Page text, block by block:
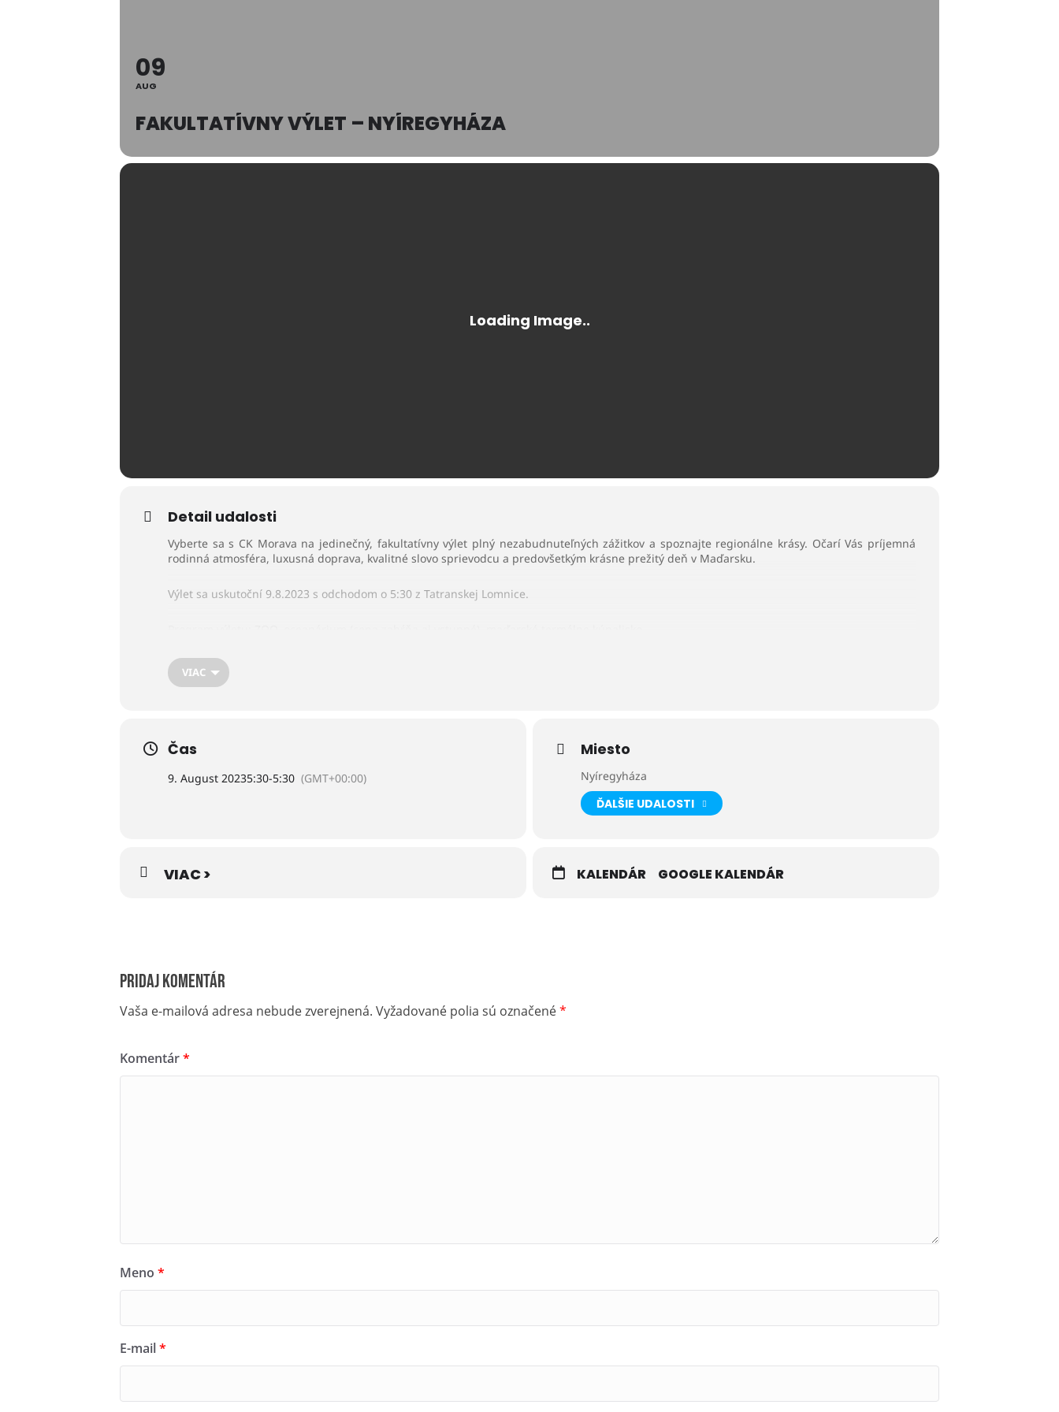
09
AUG
FAKULTATÍVNY VÝLET – NYÍREGYHÁZA
Detail udalosti
Vyberte sa s CK Morava na jedinečný, fakultatívny výlet plný nezabudnuteľných zážitkov a spoznajte regionálne krásy. Očarí Vás príjemná
rodinná atmosféra, luxusná doprava, kvalitné slovo sprievodcu a predovšetkým krásne prežitý deň v Maďarsku.
Výlet sa uskutoční 9.8.2023 s odchodom o 5:30 z Tatranskej Lomnice.
Cena zájazdu je 46 eur / osoba.
VIAC
Čas
9. August 20235:30-5:30 (GMT+00:00)
Miesto
Nyíregyháza
ĎALŠIE UDALOSTI
VIAC > KALENDÁR GOOGLE KALENDÁR
Pridaj komentár
Vaša e-mailová adresa nebude zverejnená. Vyžadované polia sú označené*
Komentár*
Meno *
E-mail*